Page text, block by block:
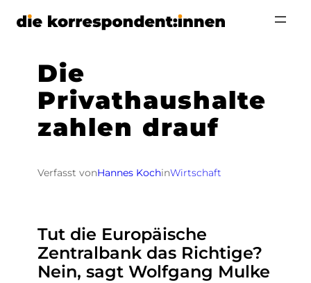
Zum
Die
Privathaushalte
zahlen drauf
Verfasst vonHannes KochinWirtschaft
Tut die Europäische
Zentralbank das Richtige?
Nein, sagt Wolfgang Mulke